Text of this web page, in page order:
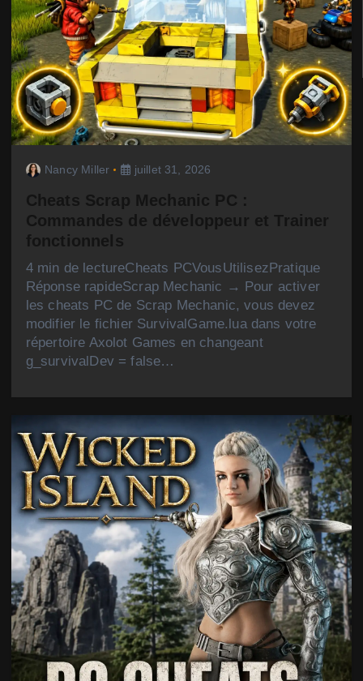
Nancy Miller juillet 31, 2026
Cheats Scrap Mechanic PC :
Commandes de développeur et Trainer
fonctionnels
4 min de lectureCheats PCVousUtilisezPratique
Réponse rapideScrap Mechanic → Pour activer
les cheats PC de Scrap Mechanic, vous devez
modifier le fichier SurvivalGame.lua dans votre
répertoire Axolot Games en changeant
g_survivalDev = false…